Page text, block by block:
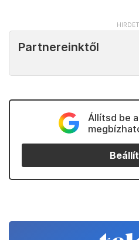
Partnereinktől
Állítsd be